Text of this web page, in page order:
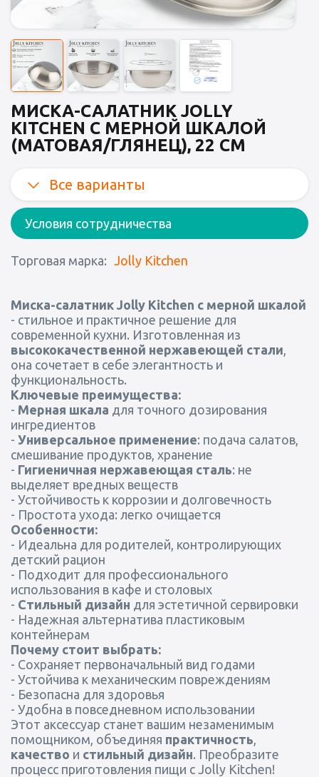
МИСКА-САЛАТНИК JOLLY
KITCHEN C МЕРНОЙ ШКАЛОЙ
(МАТОВАЯ/ГЛЯНЕЦ), 22 СМ
Все варианты
Условия сотрудничества
Торговая марка: Jolly Kitchen
Миска-салатник Jolly Kitchen с мерной шкалой
- стильное и практичное решение для
современной кухни. Изготовленная из
высококачественной нержавеющей стали,
она сочетает в себе элегантность и
функциональность.
Ключевые преимущества:
- Мерная шкала для точного дозирования
ингредиентов
- Универсальное применение: подача салатов,
смешивание продуктов, хранение
- Гигиеничная нержавеющая сталь: не
выделяет вредных веществ
- Устойчивость к коррозии и долговечность
- Простота ухода: легко очищается
Особенности:
- Идеальна для родителей, контролирующих
детский рацион
- Подходит для профессионального
использования в кафе и столовых
- Стильный дизайн для эстетичной сервировки
- Надежная альтернатива пластиковым
контейнерам
Почему стоит выбрать:
- Сохраняет первоначальный вид годами
- Устойчива к механическим повреждениям
- Безопасна для здоровья
- Удобна в повседневном использовании
Этот аксессуар станет вашим незаменимым
помощником, объединяя практичность,
качество и стильный дизайн. Преобразите
процесс приготовления пищи с Jolly Kitchen!